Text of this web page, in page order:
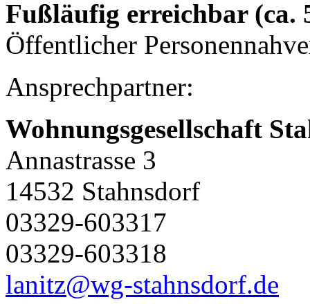
Fußläufig erreichbar (ca.
Öffentlicher
Ansprechpartner:
Wohnungsgesellschaft
Annastrasse 3
14532 Stahnsdorf
03329-603317
03329-603318
lanitz@wg-stahnsdorf.de